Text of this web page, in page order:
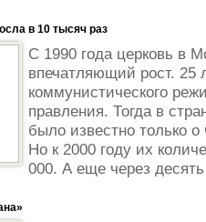
в 10 тысяч раз
С 1990 года церковь в
впечатляющий рост. 25
коммунистического
правления. Тогда в
было известно только
Но к 2000 году их
000. А еще через